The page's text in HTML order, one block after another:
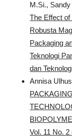
M.Si.,
The Effect
Robusta
Packaging
Teknologi
dan
Annisa
Vol. 11 No.